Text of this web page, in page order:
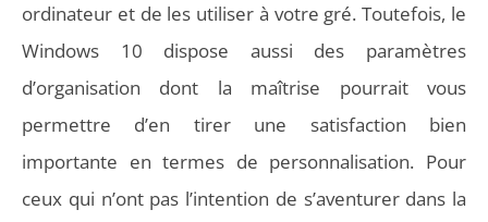
ordinateur et de les utiliser à votre gré. Toutefois, le
Windows 10 dispose aussi des paramètres
d’organisation dont la maîtrise pourrait vous
permettre d’en tirer une satisfaction bien
importante en termes de personnalisation. Pour
ceux qui n’ont pas l’intention de s’aventurer dans la